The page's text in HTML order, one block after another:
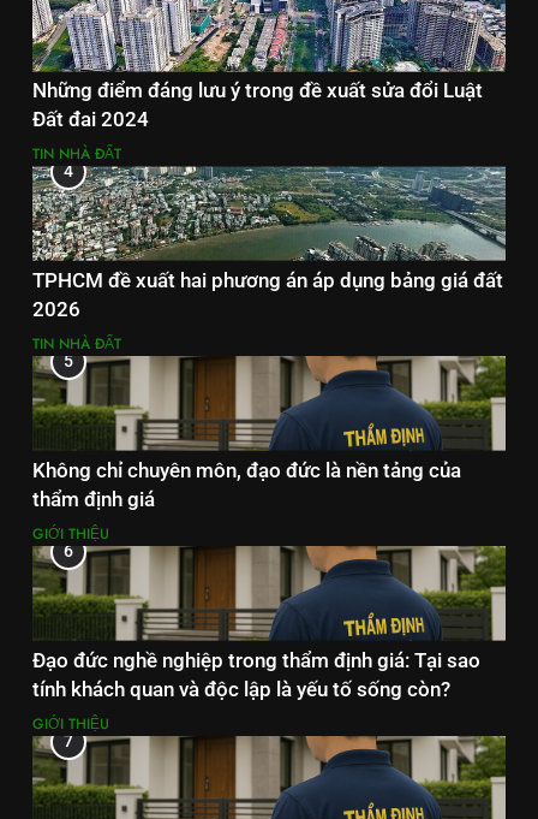
Những điểm đáng lưu ý trong đề xuất sửa đổi Luật
Đất đai 2024
TIN NHÀ ĐẤT
4
TPHCM đề xuất hai phương án áp dụng bảng giá đất
2026
TIN NHÀ ĐẤT
5
Không chỉ chuyên môn, đạo đức là nền tảng của
thẩm định giá
GIỚI THIỆU
6
Đạo đức nghề nghiệp trong thẩm định giá: Tại sao
tính khách quan và độc lập là yếu tố sống còn?
GIỚI THIỆU
7